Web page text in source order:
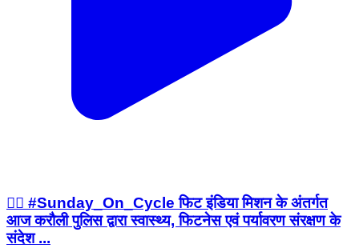
🚴‍♂️ #Sunday_On_Cycle फिट इंडिया मिशन के अंतर्गत
आज करौली पुलिस द्वारा स्वास्थ्य, फिटनेस एवं पर्यावरण संरक्षण के
संदेश ...